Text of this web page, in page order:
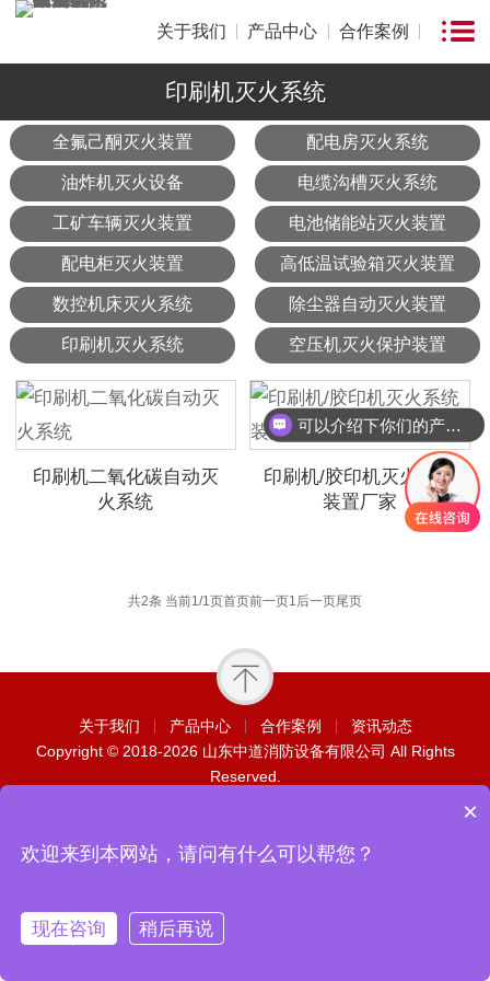
关于我们 产品中心 合作案例
印刷机灭火系统
全氟己酮灭火装置 配电房灭火系统
油炸机灭火设备 电缆沟槽灭火系统
工矿车辆灭火装置 电池储能站灭火装置
配电柜灭火装置 高低温试验箱灭火装置
数控机床灭火系统 除尘器自动灭火装置
印刷机灭火系统 空压机灭火保护装置
印刷机二氧化碳自动灭
火系统
印刷机/胶印机灭火系统
装置厂家
共2条 当前1/1页首页前一页1后一页尾页
关于我们 产品中心 合作案例
资讯动态
Copyright © 2018-2026 山东中道消防设备有限公司 All Rights
Reserved.
可以介绍下你们的产品么
×
欢迎来到本网站，请问有什么可以帮您？
现在咨询 稍后再说